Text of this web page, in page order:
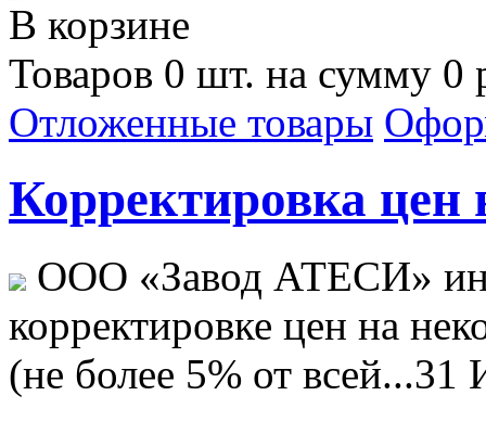
В корзине
Товаров 0 шт. на сумму 0
Отложенные товары
Корректировка цен
ООО «Завод АТЕСИ»
корректировке цен на
(не более 5% от всей...31